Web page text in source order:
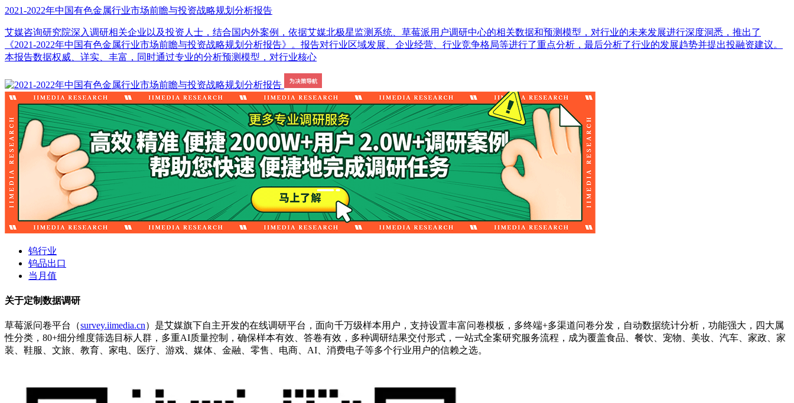
2021-2022年中国有色金属行业市场前瞻与投资战略规划分析报告
艾媒咨询研究院深入调研相关企业以及投资人士，结合国内外案例，依据艾媒北极星监测系统、草莓派用户调研中心的相关数据和预测模型，对行业的未来发展进行深度洞悉，推出了
《2021-2022年中国有色金属行业市场前瞻与投资战略规划分析报告》。报告对行业区域发展、企业经营、行业竞争格局等进行了重点分析，最后分析了行业的发展趋势并提出投融资建议。
本报告数据权威、详实、丰富，同时通过专业的分析预测模型，对行业核心
钨行业
钨品出口
当月值
关于定制数据调研
草莓派问卷平台（survey.iimedia.cn）是艾媒旗下自主开发的在线调研平台，面向千万级样本用户，支持设置丰富问卷模板，多终端+多渠道问卷分发，自动数据统计分析，功能强大，四大属
性分类，80+细分维度筛选目标人群，多重AI质量控制，确保样本有效、答卷有效，多种调研结果交付形式，一站式全案研究服务流程，成为覆盖食品、餐饮、宠物、美妆、汽车、家政、家
装、鞋服、文旅、教育、家电、医疗、游戏、媒体、金融、零售、电商、AI、消费电子等多个行业用户的信赖之选。